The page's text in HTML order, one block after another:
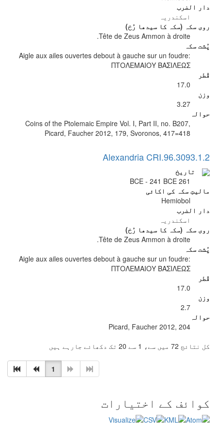
دار الضرب
اسکندریہ
روی سکہ (سکہ کا سیدھا رُخ)
Tête de Zeus Ammon à droite.
پُشت سکہ
Aigle aux ailes ouvertes debout à gauche sur un foudre:
ΠΤΟΛΕΜΑΙΟΥ ΒΑΣΙΛΕΩΣ
قُطر
17.0
وزن
3.27
حوالہ
Coins of the Ptolemaic Empire Vol. I, Part II, no. B207,
Picard, Faucher 2012, 179, Svoronos, 417=418
Alexandria CRI.96.3093.1.2
تاریخ
261 BCE - 241 BCE
مالیتِ سکہ کی اکائی
Hemiobol
دار الضرب
اسکندریہ
روی سکہ (سکہ کا سیدھا رُخ)
Tête de Zeus Ammon à droite.
پُشت سکہ
Aigle aux ailes ouvertes debout à gauche sur un foudre:
ΠΤΟΛΕΜΑΙΟΥ ΒΑΣΙΛΕΩΣ
قُطر
17.0
وزن
2.7
حوالہ
Picard, Faucher 2012, 204
کل نتائج 72 میں سے، 1 سے 20 تک دکھائے جارہے ہیں
1
کوائف کے اختیارات